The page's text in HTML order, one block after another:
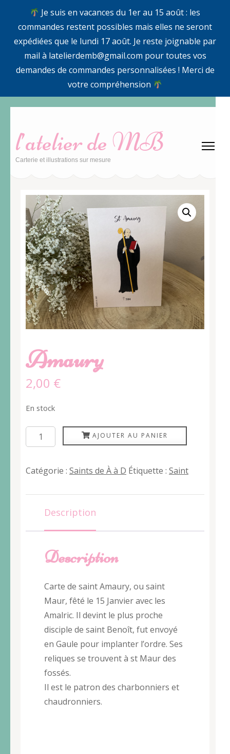
Je suis en vacances du 1er au 15 août : les
commandes restent possibles mais elles ne seront
expédiées que le lundi 17 août. Je reste joignable par
mail à latelierdemb@gmail.com pour toutes vos
demandes de commandes personnalisées ! Merci de
votre compréhension
contenu
(Pressez
l’atelier de MB
Carterie et illustrations sur mesure
Amaury
2,00 €
En stock
quantité
de
AJOUTER AU PANIER
Catégorie : Saints de À à D Étiquette : Saint
Description
Description
Carte de saint Amaury, ou saint
Maur, fêté le 15 Janvier avec les
Amalric. Il devint le plus proche
disciple de saint Benoît, fut envoyé
en Gaule pour implanter l’ordre. Ses
reliques se trouvent à st Maur des
fossés.
Il est le patron des charbonniers et
chaudronniers.